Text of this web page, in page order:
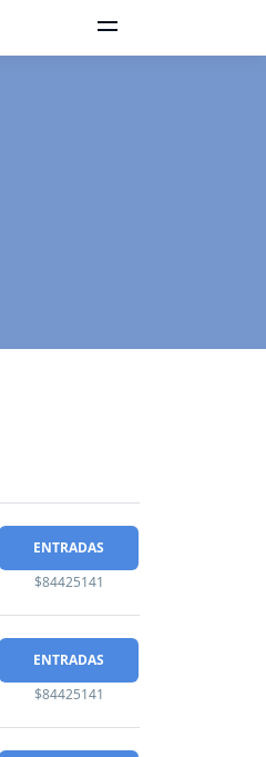
ENTRADAS
$84425141
ENTRADAS
$84425141